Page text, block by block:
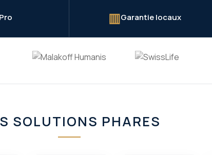
▥Garantie locaux
SOLUTIONS PHARES